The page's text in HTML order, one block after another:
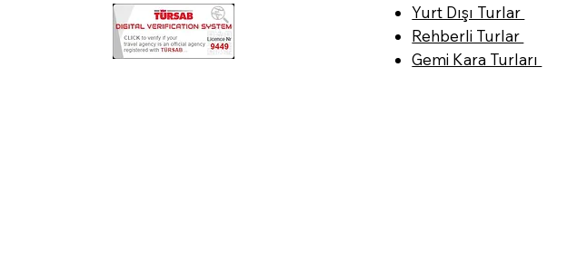
Yurt Dışı Turlar
Rehberli Turlar
Gemi Kara Turları